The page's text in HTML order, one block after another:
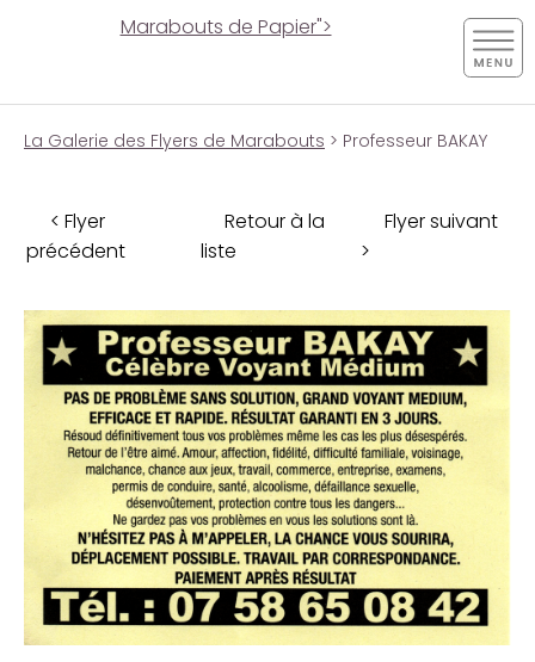
Marabouts de Papier">
La Galerie des Flyers de Marabouts > Professeur BAKAY
< Flyer
précédent
Retour à la
liste
Flyer suivant
>